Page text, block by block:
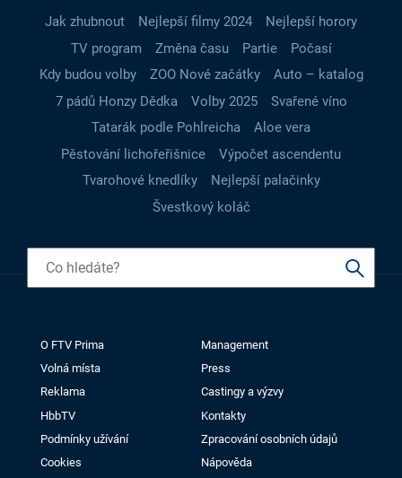
Jak zhubnout Nejlepší filmy 2024
Nejlepší horory
TV program
Změna času Partie
Počasí
Kdy budou volby
ZOO Nové začátky
Auto – katalog
7 pádů Honzy Dědka
Volby 2025
Svařené víno
Tatarák podle Pohlreicha
Aloe vera
Pěstování lichořeřišnice
Výpočet ascendentu
Tvarohové knedlíky
Nejlepší palačinky
Švestkový koláč
O FTV Prima
Management
Volná místa
Press
Reklama
Castingy a výzvy
HbbTV
Kontakty
Podmínky užívání
Zpracování osobních údajů
Cookies
Nápověda